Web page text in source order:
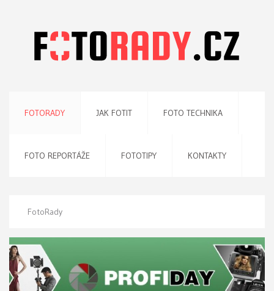
FOTORADY JAK FOTIT FOTO TECHNIKA
FOTO REPORTÁŽE FOTOTIPY KONTAKTY
FotoRady